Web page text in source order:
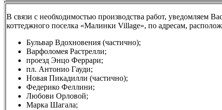
В связи с необходимостью производства работ, уведомляем
коттеджного поселка «Малинки Village», по адресам,
Бульвар Вдохновения (частично);
Варфоломея Растрелли;
проезд Энцо Феррари;
пл. Антонио Гауди;
Новая Пикадилли (частично);
Федерико Феллини;
Любови Орловой;
Марка Шагала;